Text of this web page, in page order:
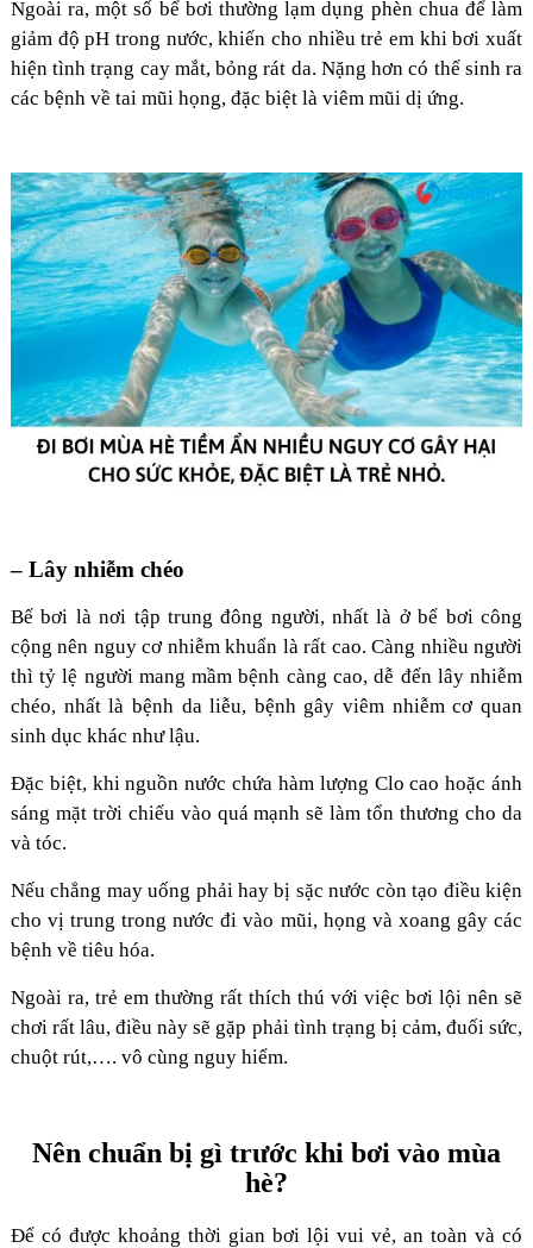
Ngoài ra, một số bể bơi thường lạm dụng phèn chua để làm
giảm độ pH trong nước, khiến cho nhiều trẻ em khi bơi xuất
hiện tình trạng cay mắt, bỏng rát da. Nặng hơn có thể sinh ra
các bệnh về tai mũi họng, đặc biệt là viêm mũi dị ứng.
– Lây nhiễm chéo
Bể bơi là nơi tập trung đông người, nhất là ở bể bơi công
cộng nên nguy cơ nhiễm khuẩn là rất cao. Càng nhiều người
thì tỷ lệ người mang mầm bệnh càng cao, dễ đến lây nhiễm
chéo, nhất là bệnh da liễu, bệnh gây viêm nhiễm cơ quan
sinh dục khác như lậu.
Đặc biệt, khi nguồn nước chứa hàm lượng Clo cao hoặc ánh
sáng mặt trời chiếu vào quá mạnh sẽ làm tổn thương cho da
và tóc.
Nếu chẳng may uống phải hay bị sặc nước còn tạo điều kiện
cho vị trung trong nước đi vào mũi, họng và xoang gây các
bệnh về tiêu hóa.
Ngoài ra, trẻ em thường rất thích thú với việc bơi lội nên sẽ
chơi rất lâu, điều này sẽ gặp phải tình trạng bị cảm, đuối sức,
chuột rút,…. vô cùng nguy hiểm.
Nên chuẩn bị gì trước khi bơi vào mùa
hè?
Để có được khoảng thời gian bơi lội vui vẻ, an toàn và có